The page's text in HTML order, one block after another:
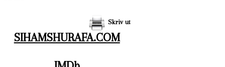
Skriv ut
SIHAMSHURAFA.COM